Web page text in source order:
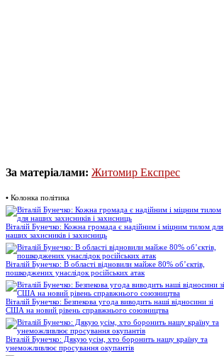
За матеріалами: Житомир Експрес
• Колонка політика
Віталій Бунечко: Кожна громада є надійним і міцним тилом для
наших захисників і захисниць
Віталій Бунечко: В області відновили майже 80% об’єктів,
пошкоджених унаслідок російських атак
Віталій Бунечко: Безпекова угода виводить наші відносини зі
США на новий рівень справжнього союзництва
Віталій Бунечко: Дякую усім, хто боронить нашу країну та
унеможливлює просування окупантів